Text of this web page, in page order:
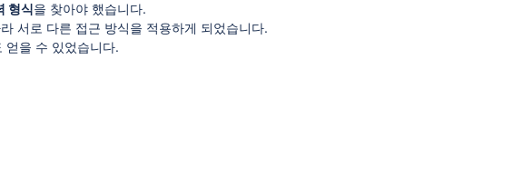
형식을 찾아야 했습니다.
서로 다른 접근 방식을 적용하게 되었습니다.
얻을 수 있었습니다.